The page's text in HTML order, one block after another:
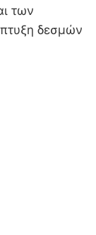
των
δεσμών